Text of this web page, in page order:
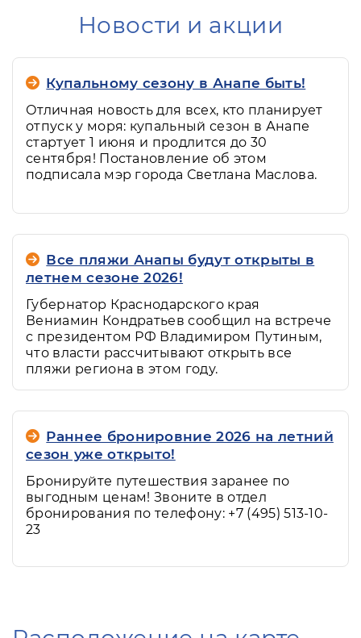
Новости и акции
Купальному сезону в Анапе быть!
Отличная новость для всех, кто планирует
отпуск у моря: купальный сезон в Анапе
стартует 1 июня и продлится до 30
сентября! Постановление об этом
подписала мэр города Светлана Маслова.
Все пляжи Анапы будут открыты в
летнем сезоне 2026!
Губернатор Краснодарского края
Вениамин Кондратьев сообщил на встрече
с президентом РФ Владимиром Путиным,
что власти рассчитывают открыть все
пляжи региона в этом году.
Раннее бронировние 2026 на летний
сезон уже открыто!
Бронируйте путешествия заранее по
выгодным ценам! Звоните в отдел
бронирования по телефону: +7 (495) 513-10-
23